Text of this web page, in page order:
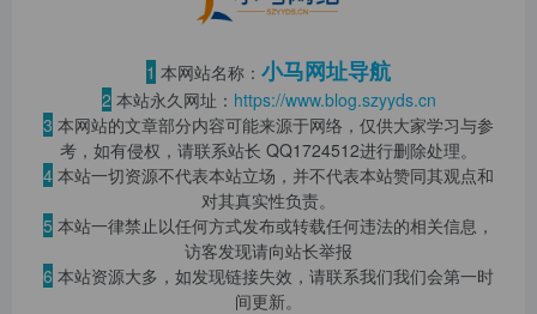
1 本网站名称： 小马网址导航
2 本站永久网址： https://www.blog.szyyds.cn
3 本网站的文章部分内容可能来源于网络，仅供大家学习与参
考，如有侵权，请联系站长 QQ1724512进行删除处理。
4 本站一切资源不代表本站立场，并不代表本站赞同其观点和
对其真实性负责。
5 本站一律禁止以任何方式发布或转载任何违法的相关信息，
访客发现请向站长举报
6 本站资源大多，如发现链接失效，请联系我们我们会第一时
间更新。